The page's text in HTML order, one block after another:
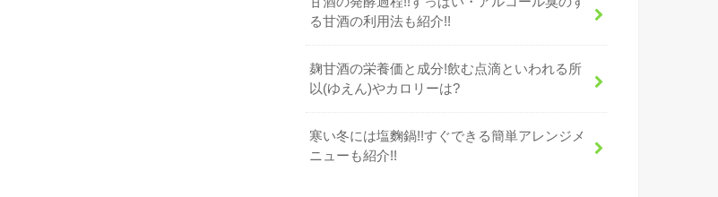
る甘酒の利用法も紹介!!
麹甘酒の栄養価と成分!飲む点滴といわれる所
以(ゆえん)やカロリーは?
寒い冬には塩麴鍋!!すぐできる簡単アレンジメ
ニューも紹介!!